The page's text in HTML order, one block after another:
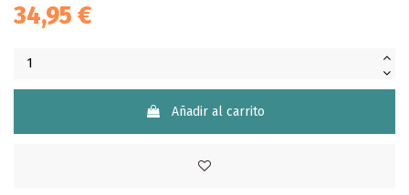
34,95 €
Añadir al carrito